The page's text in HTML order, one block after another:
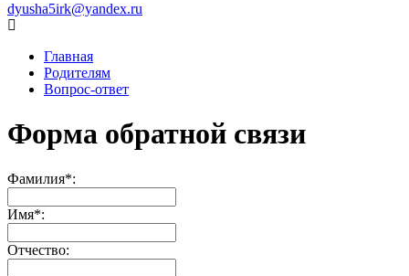
dyusha5irk@yandex.ru
Главная
Родителям
Вопрос-ответ
Форма обратной связи
Фамилия*:
Имя*:
Отчество: